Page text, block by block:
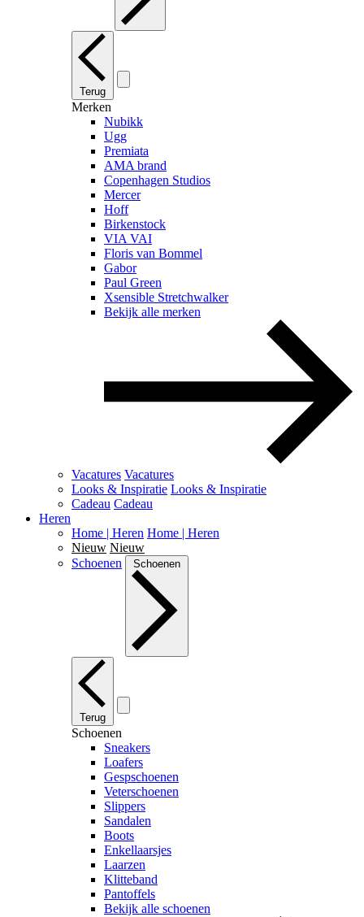
Terug
Merken
Nubikk
Ugg
Premiata
AMA brand
Copenhagen Studios
Mercer
Hoff
Birkenstock
VIA VAI
Floris van Bommel
Gabor
Paul Green
Xsensible Stretchwalker
Bekijk alle merken
Vacatures Vacatures
Looks & Inspiratie Looks & Inspiratie
Cadeau Cadeau
Heren
Home | Heren Home | Heren
Nieuw Nieuw
Schoenen
Schoenen
Terug
Schoenen
Sneakers
Loafers
Gespschoenen
Veterschoenen
Slippers
Sandalen
Boots
Enkellaarsjes
Laarzen
Klitteband
Pantoffels
Bekijk alle schoenen